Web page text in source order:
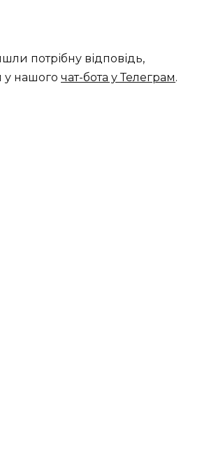
потрібну відповідь,
у нашого чат-бота у Телеграм.